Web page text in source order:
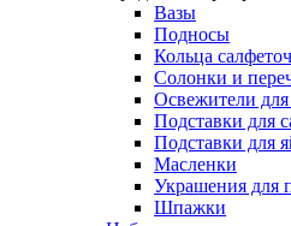
Вазы
Подносы
Кольца
Солонки и
Освежители
Подставки для
Подставки для
Масленки
Украшения для
Шпажки